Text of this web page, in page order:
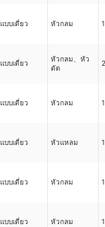
แบบเดี่ยว หัวกลม
แบบเดี่ยว
หัวกลม、หัว
ตัด
แบบเดี่ยว หัวกลม
แบบเดี่ยว หัวแหลม
แบบเดี่ยว หัวกลม
แบบเดี่ยว หัวกลม